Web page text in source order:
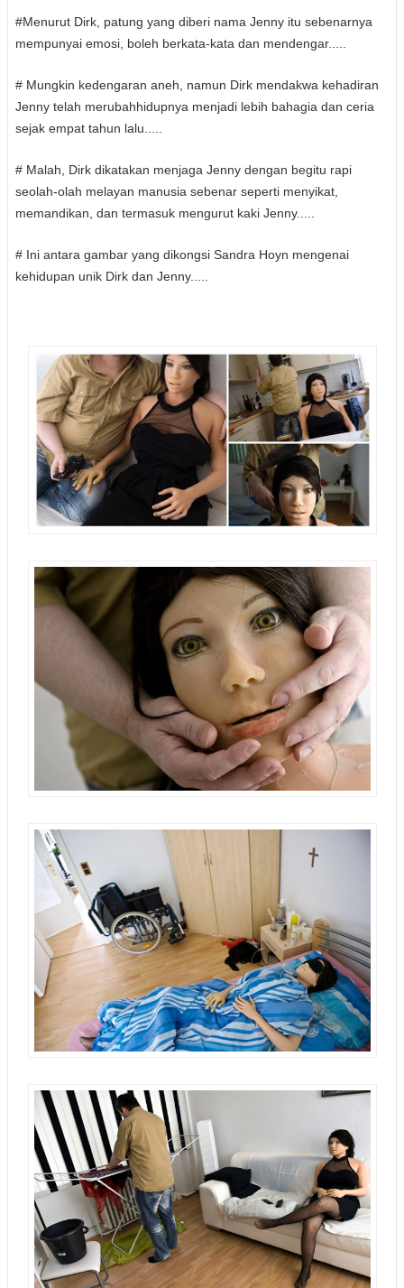
#Menurut Dirk, patung yang diberi nama Jenny itu sebenarnya
mempunyai emosi, boleh berkata-kata dan mendengar.....
# Mungkin kedengaran aneh, namun Dirk mendakwa kehadiran
Jenny telah merubahhidupnya menjadi lebih bahagia dan ceria
sejak empat tahun lalu.....
# Malah, Dirk dikatakan menjaga Jenny dengan begitu rapi
seolah-olah melayan manusia sebenar seperti menyikat,
memandikan, dan termasuk mengurut kaki Jenny.....
# Ini antara gambar yang dikongsi Sandra Hoyn mengenai
kehidupan unik Dirk dan Jenny.....